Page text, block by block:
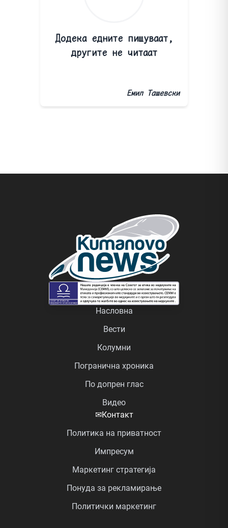
Додека едните пишуваат,
другите не читаат
Емил Ташевски
Насловна
Вести
Колумни
Погранична хроника
По допрен глас
Видео
✉Контакт
Политика на приватност
Импресум
Маркетинг стратегија
Понуда за рекламирање
Политички маркетинг